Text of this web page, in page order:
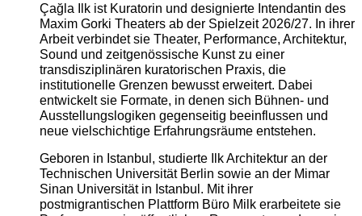
Çağla Ilk ist Kuratorin und designierte Intendantin des
Maxim Gorki Theaters ab der Spielzeit 2026/27. In ihrer
Arbeit verbindet sie Theater, Performance, Architektur,
Sound und zeitgenössische Kunst zu einer
transdisziplinären kuratorischen Praxis, die
institutionelle Grenzen bewusst erweitert. Dabei
entwickelt sie Formate, in denen sich Bühnen- und
Ausstellungslogiken gegenseitig beeinflussen und
neue vielschichtige Erfahrungsräume entstehen.
Geboren in Istanbul, studierte Ilk Architektur an der
Technischen Universität Berlin sowie an der Mimar
Sinan Universität in Istanbul. Mit ihrer
postmigrantischen Plattform Büro Milk erarbeitete sie